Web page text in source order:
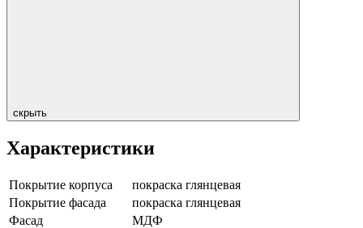
скрыть
Характеристики
Покрытие корпуса
покраска глянцевая
Покрытие фасада
покраска глянцевая
Фасад
МДФ